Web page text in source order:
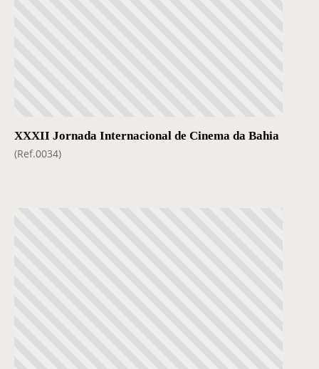
XXXII Jornada Internacional de Cinema da Bahia
(Ref.0034)